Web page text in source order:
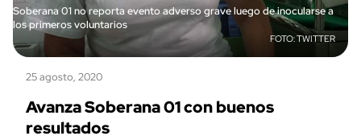
Soberana 01 no reporta evento adverso grave luego de inocularse a
los primeros voluntarios
TWITTER
25 agosto, 2020
Avanza Soberana 01 con buenos
resultados